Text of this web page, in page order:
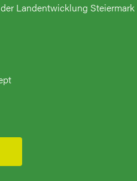
Landentwicklung Steiermark